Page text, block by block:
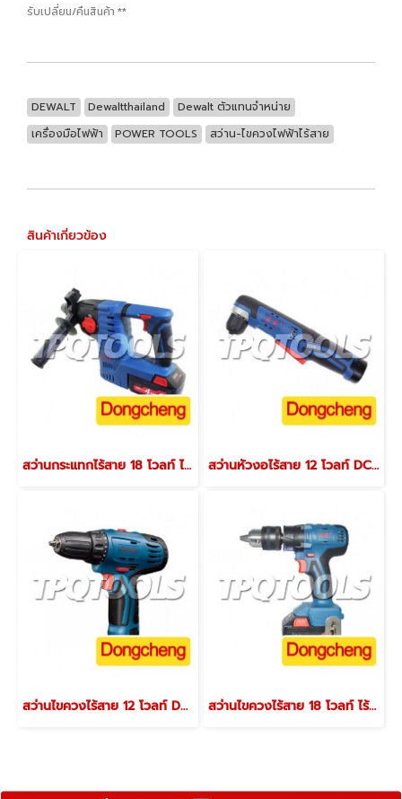
รับเปลี่ยน/คืนสินค้า **
DEWALT Dewaltthailand
Dewalt ตัวแทนจำหน่าย
เครื่องมือไฟฟ้า
POWER TOOLS สว่าน-ไขควงไฟฟ้าไร้สาย
สินค้าเกี่ยวข้อง
สว่านกระแทกไร้สาย 18 โวลท์ ไร้แปรงถ่าน DCZC24(Type E) สว่านหัวงอไร้สาย 12 โวลท์ DCJZ14-10(Type E)
สว่านไขควงไร้สาย 12 โวลท์ DCJZ10-10(TYPE E) สว่านไขควงไร้สาย 18 โวลท์ ไร้แปรงถ่าน DCJZ16(Type E)